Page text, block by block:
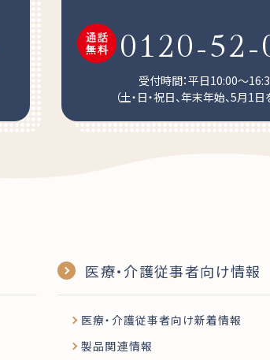
0120-52-
受付時間：平日10:00～
（土・日・祝日、年末年始、5月1日
医療・介護従事者向け情報
医療・介護従事者向け新着情報
製品関連情報